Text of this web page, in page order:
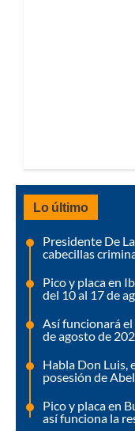
Lo último
Presidente De
cabecillas
Pico y placa en
del 10 al 17 de
Así funcionará
de agosto de
Habla Don Luis,
posesión de
Pico y placa en
así funciona la